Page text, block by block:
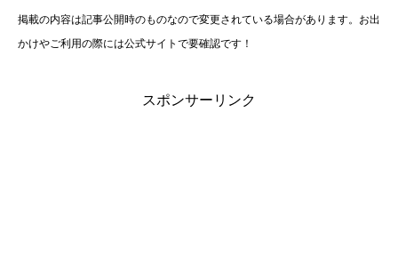
掲載の内容は記事公開時のものなので変更されている場合があります。お出
かけやご利用の際には公式サイトで要確認です！
スポンサーリンク